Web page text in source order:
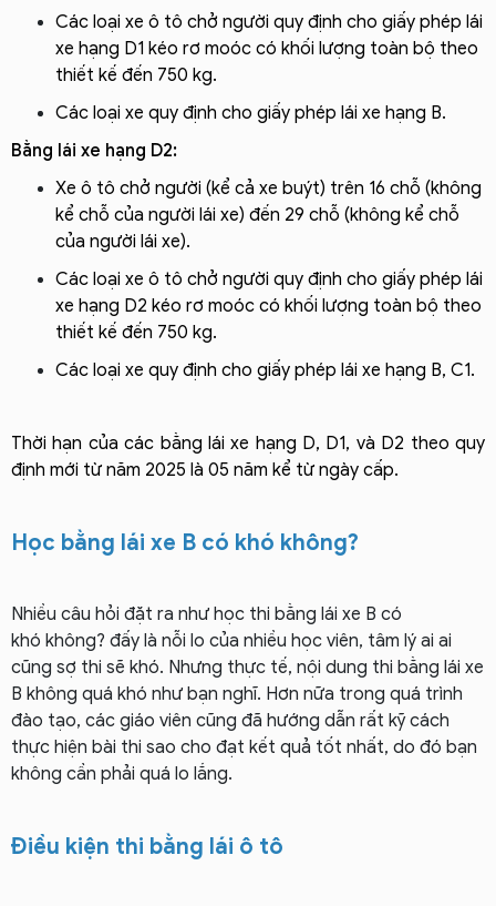
Các loại xe ô tô chở người quy định cho giấy phép lái
xe hạng D1 kéo rơ moóc có khối lượng toàn bộ theo
thiết kế đến 750 kg.
Các loại xe quy định cho giấy phép lái xe hạng B.
Bằng lái xe hạng D2:
Xe ô tô chở người (kể cả xe buýt) trên 16 chỗ (không
kể chỗ của người lái xe) đến 29 chỗ (không kể chỗ
của người lái xe).
Các loại xe ô tô chở người quy định cho giấy phép lái
xe hạng D2 kéo rơ moóc có khối lượng toàn bộ theo
thiết kế đến 750 kg.
Các loại xe quy định cho giấy phép lái xe hạng B, C1.
Thời hạn của các bằng lái xe hạng D, D1, và D2 theo quy
định mới từ năm 2025 là 05 năm kể từ ngày cấp.
Học bằng lái xe B có khó không?
Nhiều câu hỏi đặt ra như học thi bằng lái xe B có
khó không? đấy là nỗi lo của nhiều học viên, tâm lý ai ai
cũng sợ thi sẽ khó. Nhưng thực tế, nội dung thi bằng lái xe
B không quá khó như bạn nghĩ. Hơn nữa trong quá trình
đào tạo, các giáo viên cũng đã hướng dẫn rất kỹ cách
thực hiện bài thi sao cho đạt kết quả tốt nhất, do đó bạn
không cần phải quá lo lắng.
Điều kiện thi bằng lái ô tô